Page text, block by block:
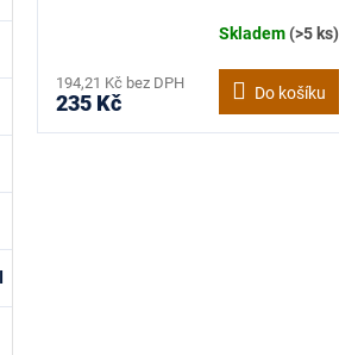
Skladem(>5 ks)
194,21 Kč bez DPH
235 Kč Do košíku